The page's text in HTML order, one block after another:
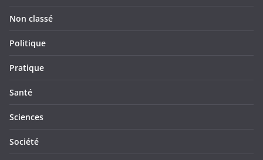
Non classé
Politique
Pratique
Santé
Sciences
Société